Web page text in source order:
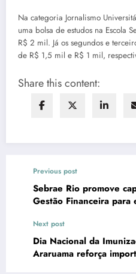
Na categoria Jornalismo
uma bolsa de estudos na Escola
R$ 2 mil. Já os segundos e
de R$ 1,5 mil e R$ 1 mil,
Share this content:
Previous post
Sebrae Rio promove
Gestão Financeira para
Next post
Dia Nacional da
Araruama reforça